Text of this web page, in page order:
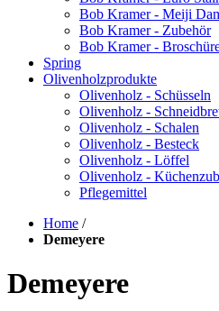
Bob Kramer - Meiji
Bob Kramer - Zubehör
Bob Kramer -
Spring
Olivenholzprodukte
Olivenholz - Schüsseln
Olivenholz -
Olivenholz - Schalen
Olivenholz - Besteck
Olivenholz - Löffel
Olivenholz -
Pflegemittel
Home /
Demeyere
Demeyere